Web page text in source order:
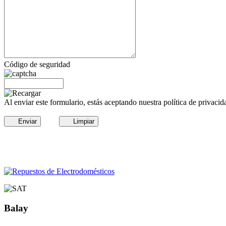
Código de seguridad
Al enviar este formulario, estás aceptando nuestra política de
Enviar Limpiar
Balay